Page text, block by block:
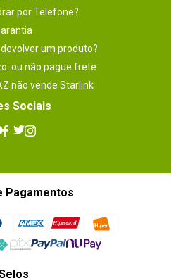
por Telefone?
um produto?
ou não pague frete
não vende Starlink
Sociais
Pagamentos